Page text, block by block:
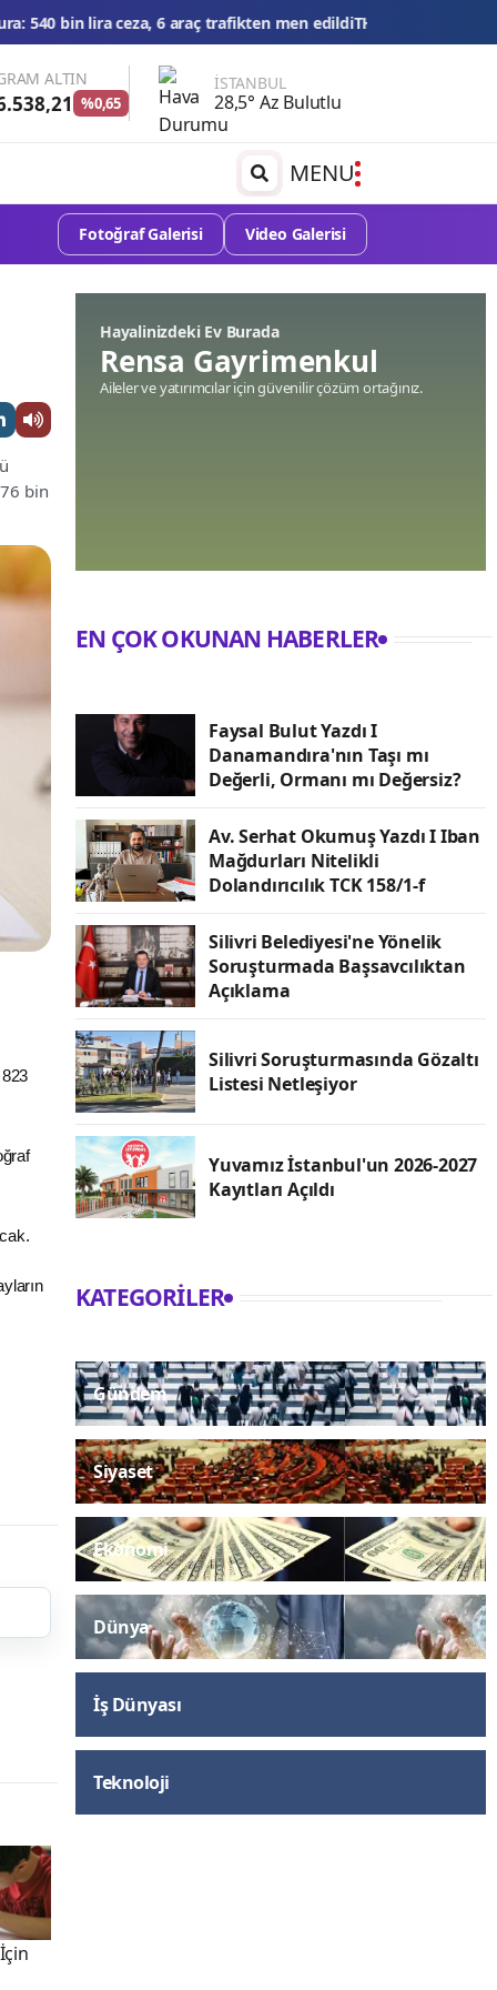
trafikten men edildi THY'den tüm zamanların yolcu ve uçuş rekoru
ALTIN
%0,65
İSTANBUL
28,5° Az Bulutlu
MENU
Fotoğraf Galerisi Video Galerisi
bin
Hayalinizdeki Ev Burada
Rensa Gayrimenkul
Aileler ve yatırımcılar için güvenilir çözüm ortağınız.
EN ÇOK OKUNAN HABERLER
Faysal Bulut Yazdı I
Danamandıra'nın Taşı mı
Değerli, Ormanı mı Değersiz?
Av. Serhat Okumuş Yazdı I Iban
Mağdurları Nitelikli
Dolandırıcılık TCK 158/1-f
Silivri Belediyesi'ne Yönelik
Soruşturmada Başsavcılıktan
Açıklama
Silivri Soruşturmasında Gözaltı
Listesi Netleşiyor
Yuvamız İstanbul'un 2026-2027
Kayıtları Açıldı
KATEGORILER
Gündem
Siyaset
Ekonomi
Dünya
İş Dünyası
Teknoloji